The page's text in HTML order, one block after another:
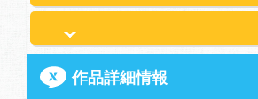
作品詳細情報